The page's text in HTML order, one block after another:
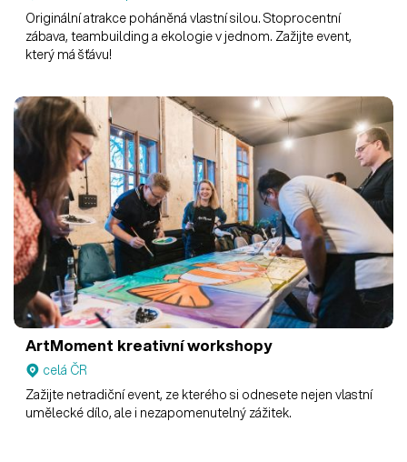
Originální atrakce poháněná vlastní silou. Stoprocentní
zábava, teambuilding a ekologie v jednom. Zažijte event,
který má šťávu!
ArtMoment kreativní workshopy
celá ČR
Zažijte netradiční event, ze kterého si odnesete nejen vlastní
umělecké dílo, ale i nezapomenutelný zážitek.